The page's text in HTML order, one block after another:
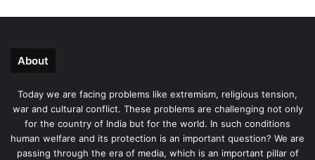
About
Today we are facing problems like extremism, religious tension,
war and cultural conflict. These problems are challenging not only
for the country of India but for the world. In such conditions
human welfare and its protection is an important question? We are
passing through the era of media, which is an important pillar of